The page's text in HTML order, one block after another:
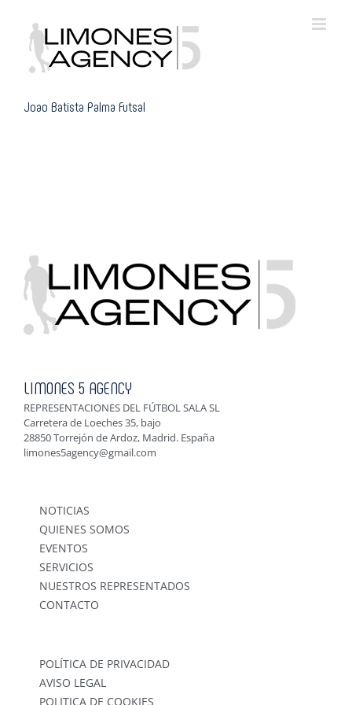
content
Joao Batista Palma Futsal
LIMONES 5 AGENCY
REPRESENTACIONES DEL FÚTBOL SALA SL
Carretera de Loeches 35, bajo
28850 Torrejón de Ardoz, Madrid. España
limones5agency@gmail.com
NOTICIAS
QUIENES SOMOS
EVENTOS
SERVICIOS
NUESTROS REPRESENTADOS
CONTACTO
POLÍTICA DE PRIVACIDAD
AVISO LEGAL
POLITICA DE COOKIES